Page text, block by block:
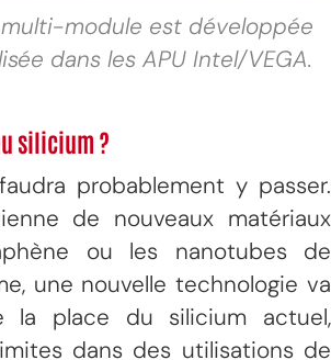
module est développée
dans les APU Intel/VEGA.
silicium ?
probablement y passer.
de nouveaux matériaux
ou les nanotubes de
une nouvelle technologie va
la place du silicium actuel,
dans des utilisations de